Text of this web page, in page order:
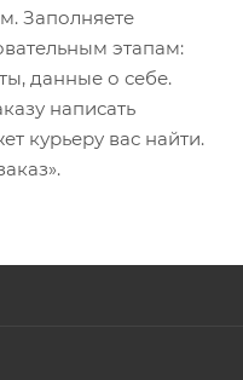
Заполняете
этапам:
данные о себе.
написать
курьеру вас найти.